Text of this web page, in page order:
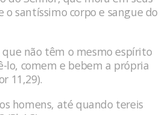
o san­tíssimo corpo e sangue do
que não têm o mesmo espírito
lo, comem e bebem a própria
11,29).
homens, até quando tereis